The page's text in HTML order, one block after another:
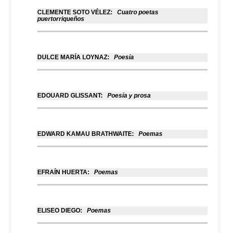
CLEMENTE SOTO VÉLEZ: Cuatro poetas
puertorriqueños
DULCE MARÍA LOYNAZ: Poesía
EDOUARD GLISSANT: Poesía y prosa
EDWARD KAMAU BRATHWAITE: Poemas
EFRAÍN HUERTA: Poemas
ELISEO DIEGO: Poemas